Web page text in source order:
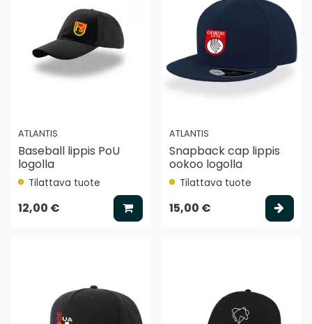
ATLANTIS
Baseball lippis PoU
logolla
Tilattava tuote
12,00 € Lisää koriin
ATLANTIS
Snapback cap lippis
ookoo logolla
Tilattava tuote
15,00 €